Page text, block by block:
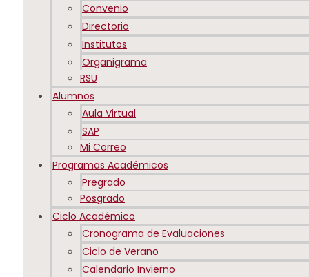
Convenio
Directorio
Institutos
Organigrama
RSU
Alumnos
Aula Virtual
SAP
Mi Correo
Programas Académicos
Pregrado
Posgrado
Ciclo Académico
Cronograma de Evaluaciones
Ciclo de Verano
Calendario Invierno